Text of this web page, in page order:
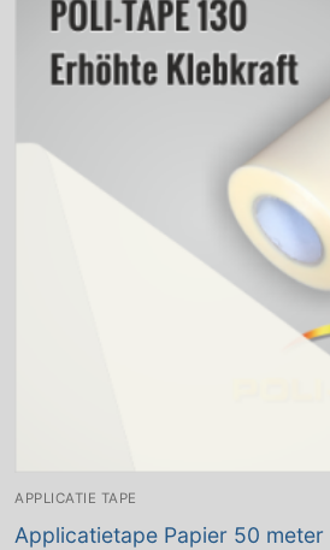
APPLICATIE TAPE
Applicatietape Papier 50 meter